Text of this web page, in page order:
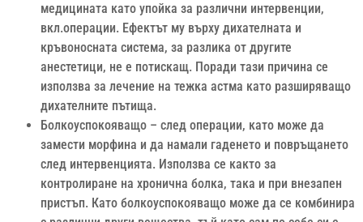
медицината като упойка за различни интервенции,
вкл.операции. Ефектът му върху дихателната и
кръвоносната система, за разлика от другите
анестетици, не е потискащ. Поради тази причина се
използва за лечение на тежка астма като разширяващо
дихателните пътища.
Болкоуспокояващо – след операции, като може да
замести морфина и да намали гаденето и повръщането
след интервенцията. Използва се както за
контролиране на хронична болка, така и при внезапен
пристъп. Като болкоуспокояващо може да се комбинира